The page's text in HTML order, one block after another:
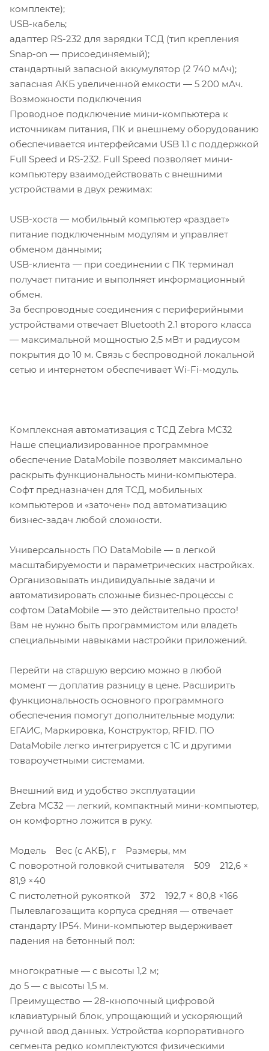
комплекте);
USB-кабель;
адаптер RS-232 для зарядки ТСД (тип крепления
Snap-on — присоединяемый);
стандартный запасной аккумулятор (2 740 мАч);
запасная АКБ увеличенной емкости — 5 200 мАч.
Возможности подключения
Проводное подключение мини-компьютера к
источникам питания, ПК и внешнему оборудованию
обеспечивается интерфейсами USB 1.1 c поддержкой
Full Speed и RS-232. Full Speed позволяет мини-
компьютеру взаимодействовать с внешними
устройствами в двух режимах:
USB-хоста — мобильный компьютер «раздает»
питание подключенным модулям и управляет
обменом данными;
USB-клиента — при соединении с ПК терминал
получает питание и выполняет информационный
обмен.
За беспроводные соединения с периферийными
устройствами отвечает Bluetooth 2.1 второго класса
— максимальной мощностью 2,5 мВт и радиусом
покрытия до 10 м. Связь с беспроводной локальной
сетью и интернетом обеспечивает Wi-Fi-модуль.
Комплексная автоматизация с ТСД Zebra MC32
Наше специализированное программное
обеспечение DataMobile позволяет максимально
раскрыть функциональность мини-компьютера.
Софт предназначен для ТСД, мобильных
компьютеров и «заточен» под автоматизацию
бизнес-задач любой сложности.
Универсальность ПО DataMobile — в легкой
масштабируемости и параметрических настройках.
Организовывать индивидуальные задачи и
автоматизировать сложные бизнес-процессы с
софтом DataMobile — это действительно просто!
Вам не нужно быть программистом или владеть
специальными навыками настройки приложений.
Перейти на старшую версию можно в любой
момент — доплатив разницу в цене. Расширить
функциональность основного программного
обеспечения помогут дополнительные модули:
ЕГАИС, Маркировка, Конструктор, RFID. ПО
DataMobile легко интегрируется с 1С и другими
товароучетными системами.
Внешний вид и удобство эксплуатации
Zebra MC32 — легкий, компактный мини-компьютер,
он комфортно ложится в руку.
Модель Вес (с АКБ), г Размеры, мм
С поворотной головкой считывателя 509 212,6 ×
81,9 ×40
С пистолетной рукояткой 372 192,7 × 80,8 ×166
Пылевлагозащита корпуса средняя — отвечает
стандарту IP54. Мини-компьютер выдерживает
падения на бетонный пол:
многократные — с высоты 1,2 м;
до 5 — с высоты 1,5 м.
Преимущество — 28-кнопочный цифровой
клавиатурный блок, упрощающий и ускоряющий
ручной ввод данных. Устройства корпоративного
сегмента редко комплектуются физическими